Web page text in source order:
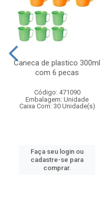
Caneca de plastico 300ml
com 6 pecas
Código: 471090
Embalagem: Unidade
Caixa Com: 30 Unidade(s)
Faça seu login ou
cadastre-se para
comprar.